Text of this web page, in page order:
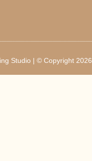
Studio | © Copyright 2026